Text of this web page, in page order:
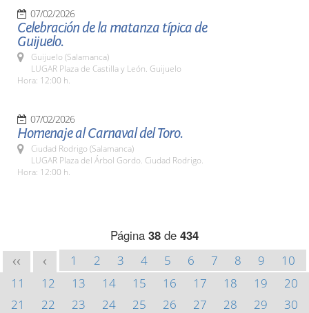
07/02/2026
Celebración de la matanza típica de
Guijuelo.
Guijuelo (Salamanca)
LUGAR Plaza de Castilla y León. Guijuelo
Hora: 12:00 h.
07/02/2026
Homenaje al Carnaval del Toro.
Ciudad Rodrigo (Salamanca)
LUGAR Plaza del Árbol Gordo. Ciudad Rodrigo.
Hora: 12:00 h.
Página 38 de 434
<< < 1 2 3 4 5 6 7 8 9
10
11
12 13 14 15 16 17 18 19
20
21
22 23 24 25 26 27 28 29
30